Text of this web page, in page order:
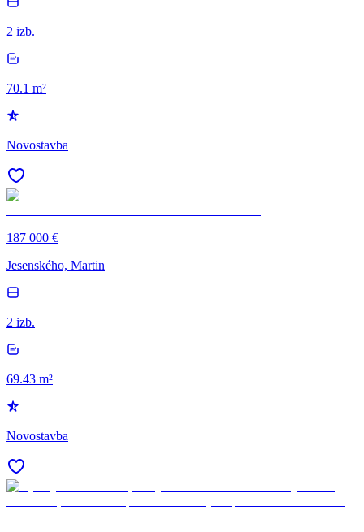
2 izb.
70.1 m²
Novostavba
187 000 €
Jesenského, Martin
2 izb.
69.43 m²
Novostavba